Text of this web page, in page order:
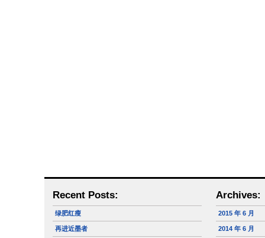
Recent Posts:
绿肥红瘦
再进近墨者
Archives:
2015 年 6 月
2014 年 6 月